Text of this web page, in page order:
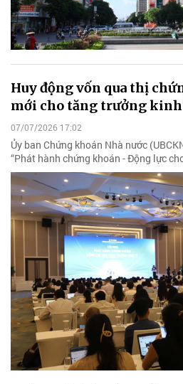
Huy động vốn qua thị
mới cho tăng trưởng
07/07/2026 17:02
Ủy ban Chứng khoán Nhà nước
“Phát hành chứng khoán - Động lực